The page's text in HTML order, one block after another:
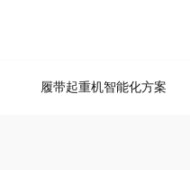
履带起重机智能化方案